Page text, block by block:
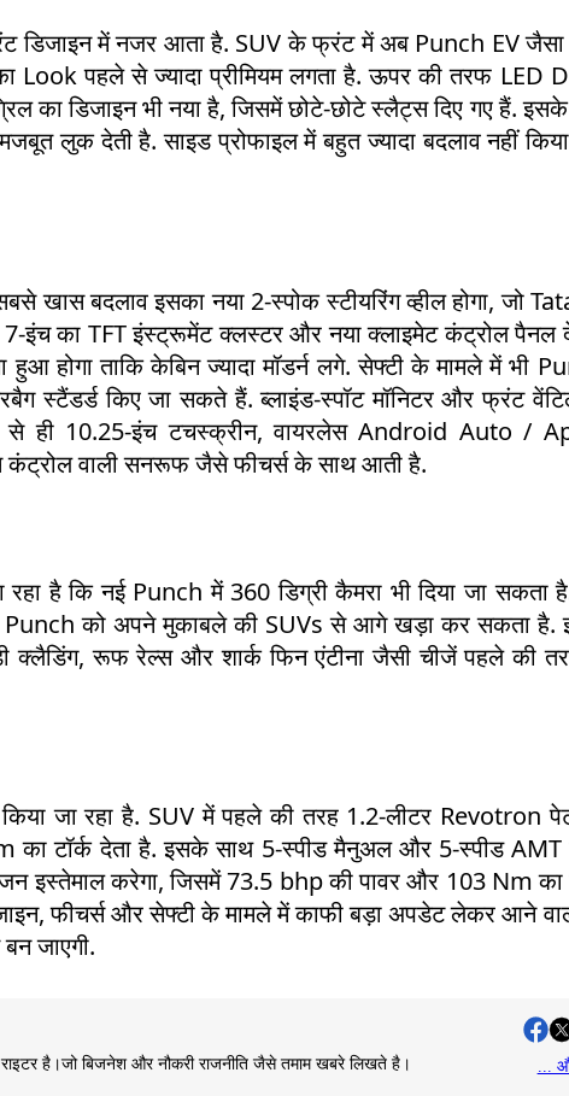
में नजर आता है. SUV के फ्रंट में अब Punch EV जैसा
पहले से ज्यादा प्रीमियम लगता है. ऊपर की तरफ LED
का डिजाइन भी नया है, जिसमें छोटे-छोटे स्लैट्स दिए गए हैं.
लुक देती है. साइड प्रोफाइल में बहुत ज्यादा बदलाव नहीं
बदलाव इसका नया 2-स्पोक स्टीयरिंग व्हील होगा, जो
7-इंच का TFT इंस्ट्रूमेंट क्लस्टर और नया क्लाइमेट कंट्रोल
होगा ताकि केबिन ज्यादा मॉडर्न लगे. सेफ्टी के मामले में भी
स्टैंडर्ड किए जा सकते हैं. ब्लाइंड-स्पॉट मॉनिटर और फ्रंट
ही 10.25-इंच टचस्क्रीन, वायरलेस Android Auto /
कंट्रोल वाली सनरूफ जैसे फीचर्स के साथ आती है.
है कि नई Punch में 360 डिग्री कैमरा भी दिया जा सकता
Punch को अपने मुकाबले की SUVs से आगे खड़ा कर सकता है.
क्लैडिंग, रूफ रेल्स और शार्क फिन एंटीना जैसी चीजें पहले की
जा रहा है. SUV में पहले की तरह 1.2-लीटर Revotron
टॉर्क देता है. इसके साथ 5-स्पीड मैनुअल और 5-स्पीड AMT
इस्तेमाल करेगा, जिसमें 73.5 bhp की पावर और 103 Nm का
फीचर्स और सेफ्टी के मामले में काफी बड़ा अपडेट लेकर आने
जाएगी.
राइटर है।जो बिजनेश और नौकरी राजनीति जैसे तमाम खबरे लिखते है। ...